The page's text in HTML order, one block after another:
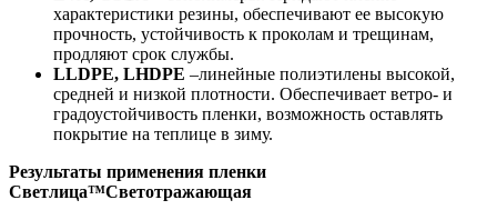
характеристики резины, обеспечивают ее высокую
прочность, устойчивость к проколам и трещинам,
продляют срок службы.
LLDPE, LHDPE –линейные полиэтилены высокой,
средней и низкой плотности. Обеспечивает ветро- и
градоустойчивость пленки, возможность оставлять
покрытие на теплице в зиму.
Результаты применения пленки
Светлица™Светотражающая